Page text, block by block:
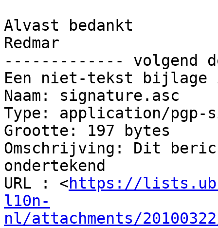
Alvast bedankt
Redmar
------------- volgend
Een niet-tekst
Naam: signature.asc
Type: application/pgp-
Grootte: 197 bytes
Omschrijving: Dit
ondertekend
URL : <https://
l10n-
nl/attachments/